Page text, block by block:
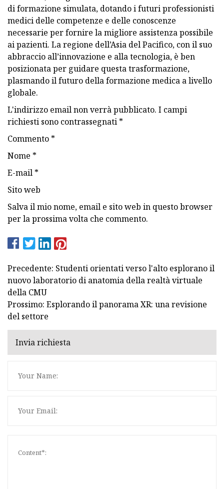
di formazione simulata, dotando i futuri professionisti
medici delle competenze e delle conoscenze
necessarie per fornire la migliore assistenza possibile
ai pazienti. La regione dell’Asia del Pacifico, con il suo
abbraccio all’innovazione e alla tecnologia, è ben
posizionata per guidare questa trasformazione,
plasmando il futuro della formazione medica a livello
globale.
L'indirizzo email non verrà pubblicato. I campi
richiesti sono contrassegnati *
Commento *
Nome *
E-mail *
Sito web
Salva il mio nome, email e sito web in questo browser
per la prossima volta che commento.
Precedente: Studenti orientati verso l'alto esplorano il
nuovo laboratorio di anatomia della realtà virtuale
della CMU
Prossimo: Esplorando il panorama XR: una revisione
del settore
Invia richiesta